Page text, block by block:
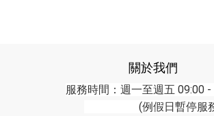
關於我們
服務時間：週一至週五 09:00 -
(例假日暫停服